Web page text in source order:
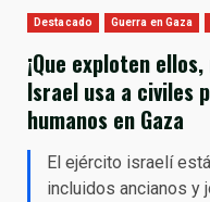
Destacado Guerra en Gaza
¡Que exploten
Israel usa a civiles
humanos en Gaza
El ejército israelí
incluidos ancianos y